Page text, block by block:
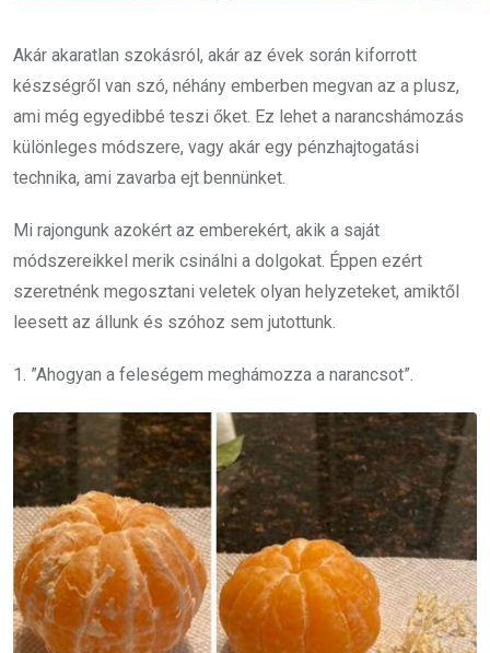
Akár akaratlan szokásról, akár az évek során kiforrott
készségről van szó, néhány emberben megvan az a plusz,
ami még egyedibbé teszi őket. Ez lehet a narancshámozás
különleges módszere, vagy akár egy pénzhajtogatási
technika, ami zavarba ejt bennünket.
Mi rajongunk azokért az emberekért, akik a saját
módszereikkel merik csinálni a dolgokat. Éppen ezért
szeretnénk megosztani veletek olyan helyzeteket, amiktől
leesett az állunk és szóhoz sem jutottunk.
1. ”Ahogyan a feleségem meghámozza a narancsot”.